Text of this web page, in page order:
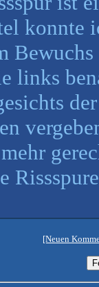
konnte
links
[Neuen